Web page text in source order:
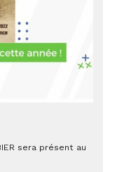
sera présent au